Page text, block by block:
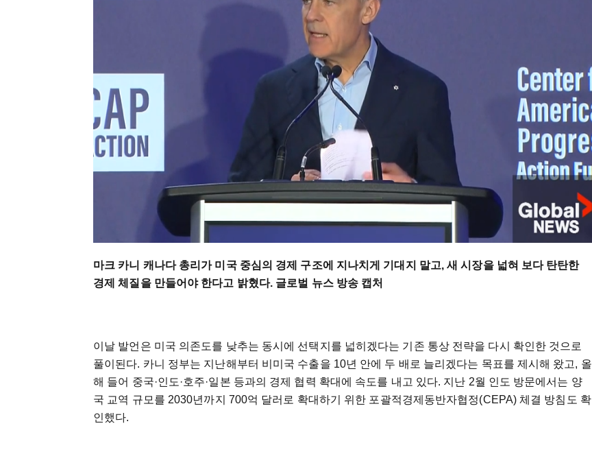
마크 카니 캐나다 총리가 미국 중심의 경제 구조에 지나치게 기대지 말고, 새 시장을 넓혀 보다 탄탄한
경제 체질을 만들어야 한다고 밝혔다. 글로벌 뉴스 방송 캡처
이날 발언은 미국 의존도를 낮추는 동시에 선택지를 넓히겠다는 기존 통상 전략을 다시 확인한 것으로
풀이된다. 카니 정부는 지난해부터 비미국 수출을 10년 안에 두 배로 늘리겠다는 목표를 제시해 왔고, 올
해 들어 중국·인도·호주·일본 등과의 경제 협력 확대에 속도를 내고 있다. 지난 2월 인도 방문에서는 양
국 교역 규모를 2030년까지 700억 달러로 확대하기 위한 포괄적경제동반자협정(CEPA) 체결 방침도 확
인했다.